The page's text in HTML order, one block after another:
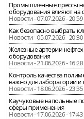
Промышленные прессы
оборудования влияют на
Новости - 07.07.2026 - 20:59
Как безопасно выбрать
Новости - 05.07.2026 - 20:30
Железные артерии
оборудования
Новости - 21.06.2026 - 16:28
Контроль качества
важно для лаборатории и
Новости - 18.06.2026 - 23:35
Каучуковые напольные
сферы применения
Новости - 17.06.2026 - 17:43